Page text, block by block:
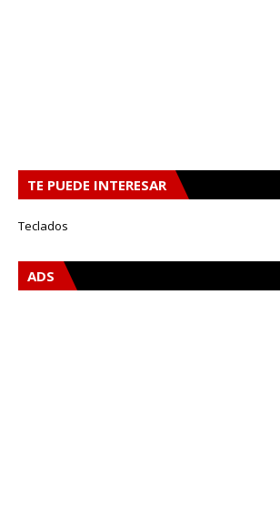
TE PUEDE INTERESAR
Teclados
ADS